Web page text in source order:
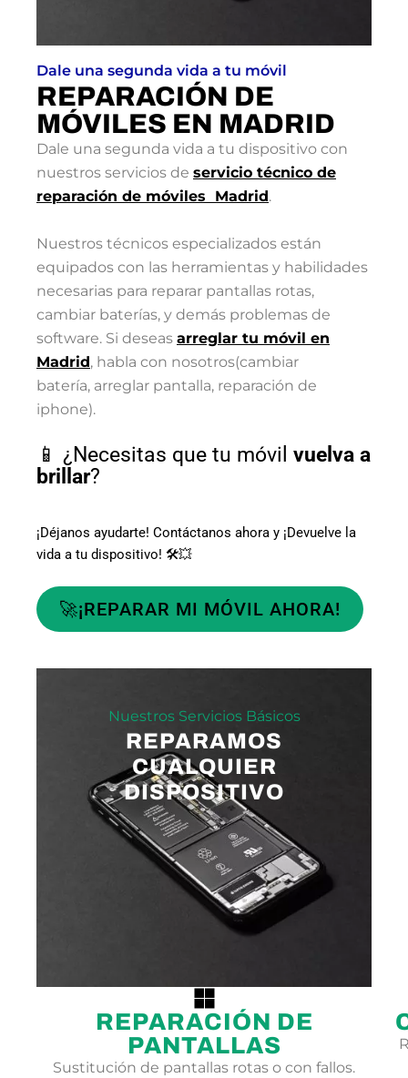
Dale una segunda vida a tu móvil
REPARACIÓN DE
MÓVILES EN MADRID
Dale una segunda vida a tu dispositivo con
nuestros servicios de servicio técnico de
reparación de móviles Madrid.
Nuestros técnicos especializados están
equipados con las herramientas y habilidades
necesarias para reparar pantallas rotas,
cambiar baterías, y demás problemas de
software. Si deseas arreglar tu móvil en
Madrid, habla con nosotros(cambiar
batería, arreglar pantalla, reparación de
iphone).
📱 ¿Necesitas que tu móvil vuelva a
brillar?
¡Déjanos ayudarte! Contáctanos ahora y ¡Devuelve la
vida a tu dispositivo! 🛠️💥
🚀¡REPARAR MI MÓVIL AHORA!
Nuestros Servicios Básicos
REPARAMOS
CUALQUIER
DISPOSITIVO
REPARACIÓN DE
PANTALLAS
Sustitución de pantallas rotas o con fallos.